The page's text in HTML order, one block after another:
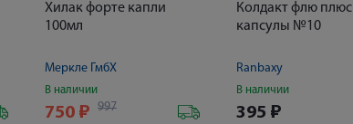
Хилак форте капли
100мл
Меркле ГмбХ
В наличии
750 ₽ 997
Колдакт флю плюс
капсулы №10
Ranbaxy
В наличии
395 ₽